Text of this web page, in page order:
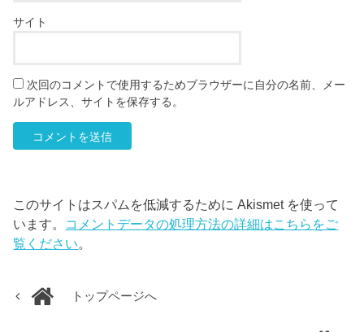
サイト
次回のコメントで使用するためブラウザーに自分の名前、メー
ルアドレス、サイトを保存する。
このサイトはスパムを低減するために Akismet を使って
います。 コメントデータの処理方法の詳細はこちらをご
覧ください。
トップページへ